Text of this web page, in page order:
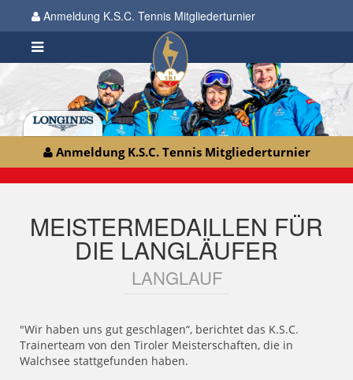
Anmeldung K.S.C. Tennis Mitgliederturnier
Anmeldung K.S.C. Tennis Mitgliederturnier
MEISTERMEDAILLEN FÜR
DIE LANGLÄUFER
LANGLAUF
"Wir haben uns gut geschlagen“, berichtet das K.S.C.
Trainerteam von den Tiroler Meisterschaften, die in
Walchsee stattgefunden haben.